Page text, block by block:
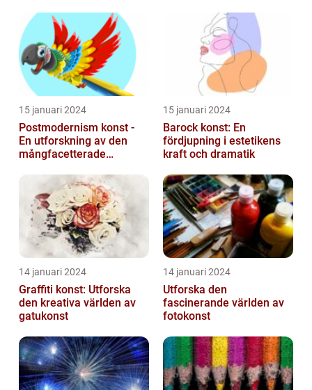
15 januari 2024
Postmodernism konst -
En utforskning av den
mångfacetterade
15 januari 2024
Barock konst: En
fördjupning i estetikens
kraft och dramatik
14 januari 2024
Graffiti konst: Utforska
den kreativa världen av
gatukonst
14 januari 2024
Utforska den
fascinerande världen av
fotokonst